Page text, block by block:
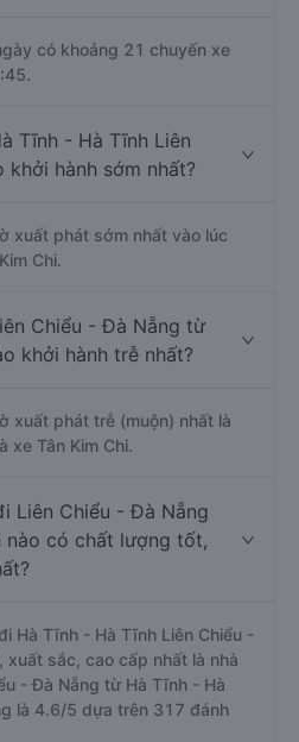
có khoảng 21 chuyến xe
Tĩnh - Hà Tĩnh Liên
hành sớm nhất?
xuất phát sớm nhất vào lúc
Chi.
Chiểu - Đà Nẵng từ
khởi hành trễ nhất?
xuất phát trễ (muộn) nhất là
xe Tân Kim Chi.
Liên Chiểu - Đà Nẵng
có chất lượng tốt,
Hà Tĩnh - Hà Tĩnh Liên Chiểu -
sắc, cao cấp nhất là nhà
- Đà Nẵng từ Hà Tĩnh - Hà
là 4.6/5 dựa trên 317 đánh